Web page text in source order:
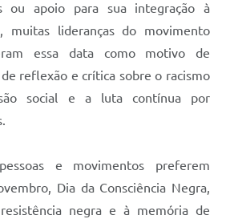
ou apoio para sua integração à
muitas lideranças do movimento
essa data como motivo de
reflexão e crítica sobre o racismo
social e a luta contínua por
e movimentos preferem
Dia da Consciência Negra,
negra e à memória de